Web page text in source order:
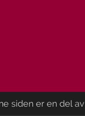
siden er en del av